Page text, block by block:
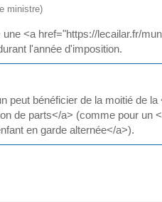
ministre)
<a href="https://lecailar.fr/
l'année d'imposition.
peut bénéficier de la moitié de la
de parts</a> (comme pour un
en garde alternée</a>).